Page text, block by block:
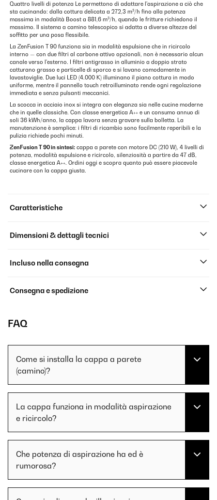
Quattro livelli di potenza Le permettono di adattare l'aspirazione a ciò che
sta cucinando: dalla cottura delicata a 272,3 m³/h fino alla potenza
massima in modalità Boost a 881,6 m³/h, quando le fritture richiedono il
massimo. Il sistema a camino telescopico si adatta a diverse altezze del
soffitto per una posa flessibile.
La ZenFusion T 90 funziona sia in modalità espulsione che in ricircolo
interno — con due filtri al carbone attivo opzionali, non è necessario alcun
canale verso l'esterno. I filtri antigrasso in alluminio a doppio strato
catturano grasso e particelle di sporco e si lavano comodamente in
lavastoviglie. Due luci LED (4.000 K) illuminano il piano cottura in modo
uniforme, mentre il pannello touch retroilluminato rende ogni regolazione
immediata e senza pulsanti meccanici.
La scocca in acciaio inox si integra con eleganza sia nelle cucine moderne
che in quelle classiche. Con classe energetica A++ e un consumo annuo di
soli 36 kWh/anno, la cappa lavora senza gravare sulla bolletta. La
manutenzione è semplice: i filtri di ricambio sono facilmente reperibili e la
pulizia richiede pochi minuti.
ZenFusion T 90 in sintesi: cappa a parete con motore DC (210 W), 4 livelli di
potenza, modalità espulsione e ricircolo, silenziosità a partire da 47 dB,
classe energetica A++. Ordini oggi e scopra quanto può essere piacevole
cucinare con la cappa giusta.
Caratteristiche
Dimensioni & dettagli tecnici
Incluso nella consegna
Consegna e spedizione
FAQ
Come si installa la cappa a parete
(camino)?
La cappa funziona in modalità aspirazione
e ricircolo?
Che potenza di aspirazione ha ed è
rumorosa?